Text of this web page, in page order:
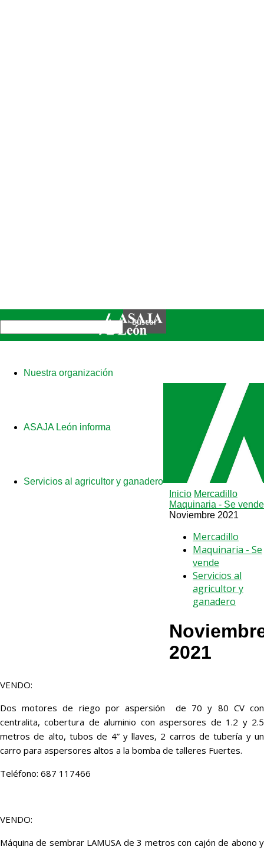
Nuestra organización
ASAJA León informa
Servicios al agricultor y ganadero
Inicio Mercadillo
Maquinaria - Se vende
Noviembre 2021
Mercadillo
Maquinaria - Se
vende
Servicios al
agricultor y
ganadero
2021
VENDO:
Dos motores de riego por aspersión de 70 y 80 CV con
centralita, cobertura de aluminio con aspersores de 1.2 y 2.5
metros de alto, tubos de 4” y llaves, 2 carros de tubería y un
carro para aspersores altos a la bomba de talleres Fuertes.
Teléfono: 687 117466
VENDO:
Máquina de sembrar LAMUSA de 3 metros con cajón de abono y